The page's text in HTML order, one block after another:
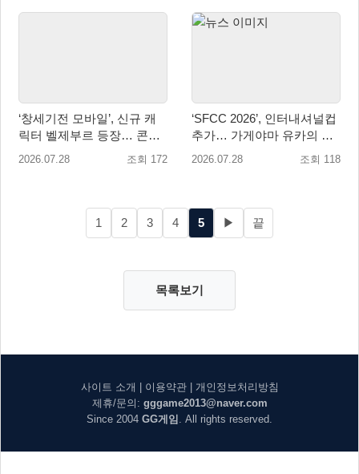
‘창세기전 모바일’, 신규 캐
릭터 벨제부르 등장… 콘텐
츠 업데이트 실시
2026.07.28 조회 172
‘SFCC 2026’, 인터내셔널컵
추가… 가게야마 유카의 특
별 훈련 카드 등장!
2026.07.28 조회 118
1 2 3 4 5 ▶ 끝
목록보기
사이트 소개 | 이용약관| 개인정보처리방침
제휴/문의: gggame2013@naver.com
Since 2004 GG게임 . All rights reserved.